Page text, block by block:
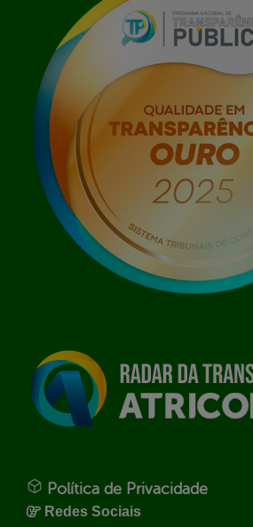
Política de Privacidade
Redes Sociais